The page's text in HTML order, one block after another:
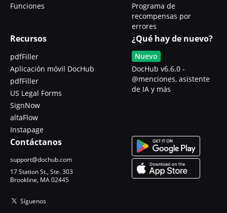
Funciones
Programa de
recompensas por
errores
Recursos
pdfFiller
Aplicación móvil DocHub
pdfFiller
US Legal Forms
SignNow
altaFlow
Instapage
¿Qué hay de nuevo?
Nuevo
DocHub v6.6.0 -
@menciones, asistente
de IA y más
Contáctanos
support@dochub.com
17 Station St., Ste. 303
Brookline, MA 02445
Síguenos